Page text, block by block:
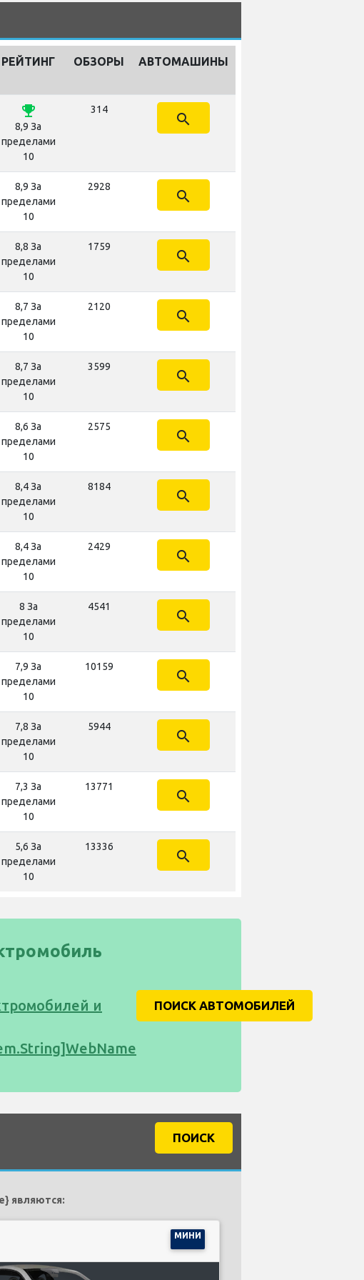
РЕЙТИНГ ОБЗОРЫ АВТОМАШИНЫ
emoji_events
8,9 За
пределами
10
314
search
8,9 За
пределами
10
2928
search
8,8 За
пределами
10
1759
search
8,7 За
пределами
10
2120
search
8,7 За
пределами
10
3599
search
8,6 За
пределами
10
2575
search
8,4 За
пределами
10
8184
search
8,4 За
пределами
10
2429
search
8 За
пределами
10
4541
search
7,9 За
пределами
10
10159
search
7,8 За
пределами
10
5944
search
7,3 За
пределами
10
13771
search
5,6 За
пределами
10
13336
search
и
ПОИСК АВТОМОБИЛЕЙ
ПОИСК
являются:
МИНИ